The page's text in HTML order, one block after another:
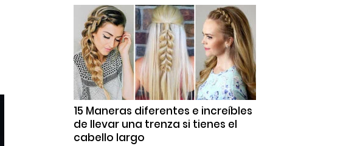
15 Maneras diferentes e increíbles
de llevar una trenza si tienes el
cabello largo